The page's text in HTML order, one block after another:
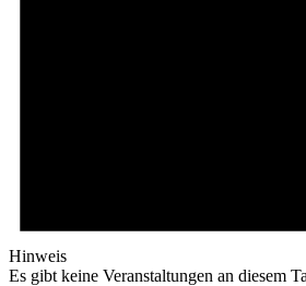
Hinweis
Es gibt keine Veranstaltungen an diesem